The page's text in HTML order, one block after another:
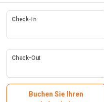
Check-In
Check-Out
Buchen Sie Ihren